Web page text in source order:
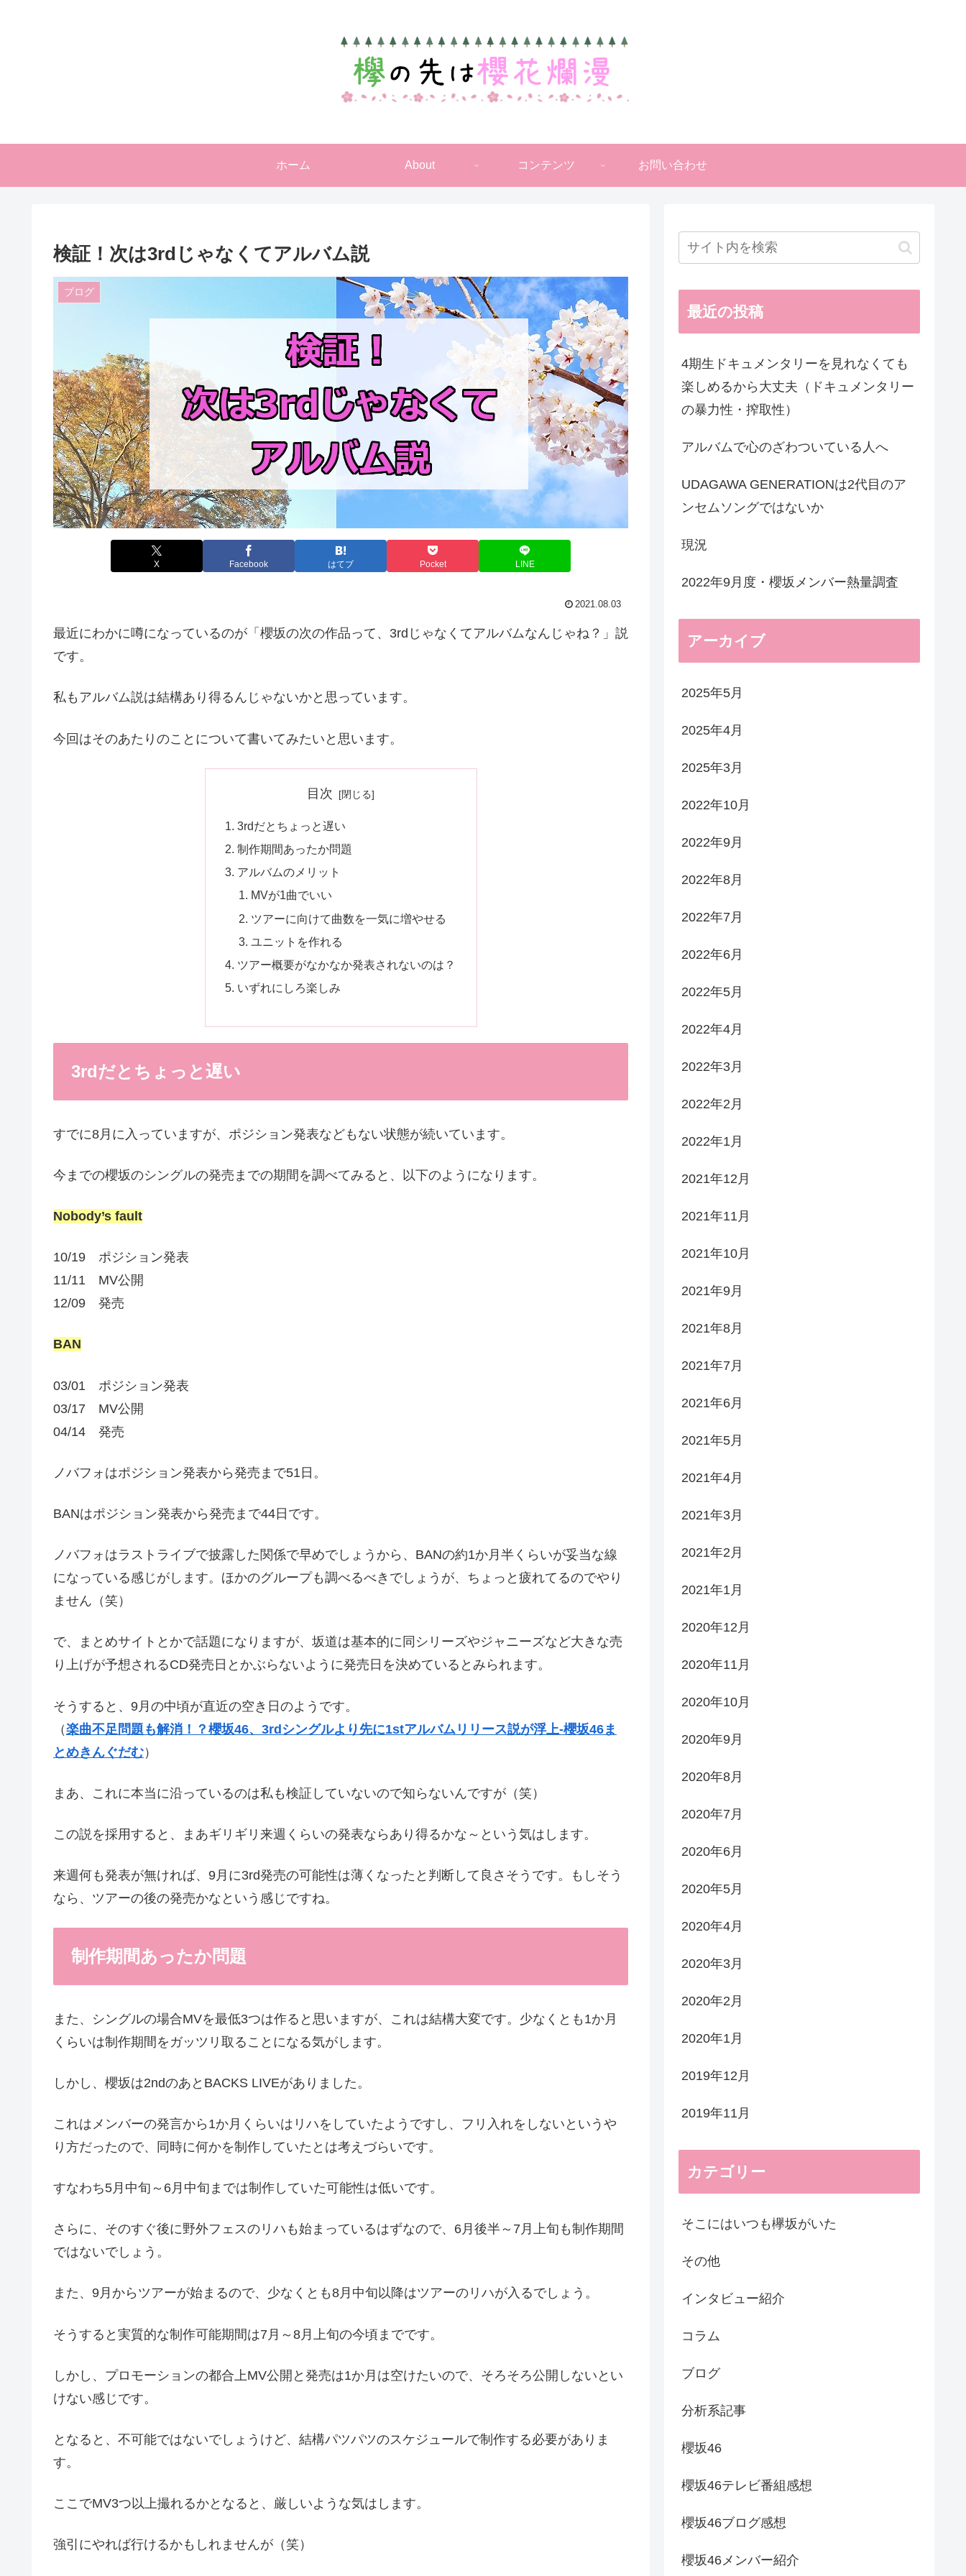
ホーム About コンテンツ お問い合わせ
検証！次は3rdじゃなくてアルバム説
ブログ
X Facebook はてブ Pocket LINE
2021.08.03
最近にわかに噂になっているのが「櫻坂の次の作品って、3rdじゃなくてアルバムなんじゃね？」説
です。
私もアルバム説は結構あり得るんじゃないかと思っています。
今回はそのあたりのことについて書いてみたいと思います。
目次
3rdだとちょっと遅い
制作期間あったか問題
アルバムのメリット
MVが1曲でいい
ツアーに向けて曲数を一気に増やせる
ユニットを作れる
ツアー概要がなかなか発表されないのは？
いずれにしろ楽しみ
3rdだとちょっと遅い
すでに8月に入っていますが、ポジション発表などもない状態が続いています。
今までの櫻坂のシングルの発売までの期間を調べてみると、以下のようになります。
Nobody’s fault
10/19 ポジション発表
11/11 MV公開
12/09 発売
BAN
03/01 ポジション発表
03/17 MV公開
04/14 発売
ノバフォはポジション発表から発売まで51日。
BANはポジション発表から発売まで44日です。
ノバフォはラストライブで披露した関係で早めでしょうから、BANの約1か月半くらいが妥当な線
になっている感じがします。ほかのグループも調べるべきでしょうが、ちょっと疲れてるのでやり
ません（笑）
で、まとめサイトとかで話題になりますが、坂道は基本的に同シリーズやジャニーズなど大きな売
り上げが予想されるCD発売日とかぶらないように発売日を決めているとみられます。
そうすると、9月の中頃が直近の空き日のようです。
（楽曲不足問題も解消！？櫻坂46、3rdシングルより先に1stアルバムリリース説が浮上-櫻坂46ま
とめきんぐだむ）
まあ、これに本当に沿っているのは私も検証していないので知らないんですが（笑）
この説を採用すると、まあギリギリ来週くらいの発表ならあり得るかな～という気はします。
来週何も発表が無ければ、9月に3rd発売の可能性は薄くなったと判断して良さそうです。もしそう
なら、ツアーの後の発売かなという感じですね。
制作期間あったか問題
また、シングルの場合MVを最低3つは作ると思いますが、これは結構大変です。少なくとも1か月
くらいは制作期間をガッツリ取ることになる気がします。
しかし、櫻坂は2ndのあとBACKS LIVEがありました。
これはメンバーの発言から1か月くらいはリハをしていたようですし、フリ入れをしないというや
り方だったので、同時に何かを制作していたとは考えづらいです。
すなわち5月中旬～6月中旬までは制作していた可能性は低いです。
さらに、そのすぐ後に野外フェスのリハも始まっているはずなので、6月後半～7月上旬も制作期間
ではないでしょう。
また、9月からツアーが始まるので、少なくとも8月中旬以降はツアーのリハが入るでしょう。
そうすると実質的な制作可能期間は7月～8月上旬の今頃までです。
しかし、プロモーションの都合上MV公開と発売は1か月は空けたいので、そろそろ公開しないとい
けない感じです。
となると、不可能ではないでしょうけど、結構パツパツのスケジュールで制作する必要がありま
す。
ここでMV3つ以上撮れるかとなると、厳しいような気はします。
強引にやれば行けるかもしれませんが（笑）
最近の投稿
4期生ドキュメンタリーを見れなくても
楽しめるから大丈夫（ドキュメンタリー
の暴力性・搾取性）
アルバムで心のざわついている人へ
UDAGAWA GENERATIONは2代目のア
ンセムソングではないか
現況
2022年9月度・櫻坂メンバー熱量調査
アーカイブ
2025年5月
2025年4月
2025年3月
2022年10月
2022年9月
2022年8月
2022年7月
2022年6月
2022年5月
2022年4月
2022年3月
2022年2月
2022年1月
2021年12月
2021年11月
2021年10月
2021年9月
2021年8月
2021年7月
2021年6月
2021年5月
2021年4月
2021年3月
2021年2月
2021年1月
2020年12月
2020年11月
2020年10月
2020年9月
2020年8月
2020年7月
2020年6月
2020年5月
2020年4月
2020年3月
2020年2月
2020年1月
2019年12月
2019年11月
カテゴリー
そこにはいつも欅坂がいた
その他
インタビュー紹介
コラム
ブログ
分析系記事
櫻坂46
櫻坂46テレビ番組感想
櫻坂46ブログ感想
櫻坂46メンバー紹介